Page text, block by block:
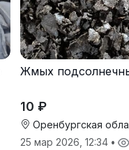
Жмых
10 ₽
Оренбургская
25 мар 2026, 12:34 •